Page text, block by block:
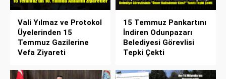
Vali Yılmaz ve Protokol
Üyelerinden 15
Temmuz Gazilerine
Vefa Ziyareti
15 Temmuz Pankartını
İndiren Odunpazarı
Belediyesi Görevlisi
Tepki Çekti